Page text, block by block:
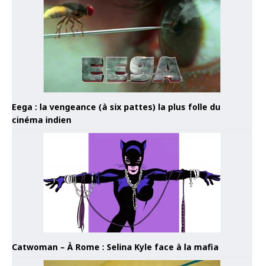
Eega : la vengeance (à six pattes) la plus folle du
cinéma indien
Catwoman – À Rome : Selina Kyle face à la mafia